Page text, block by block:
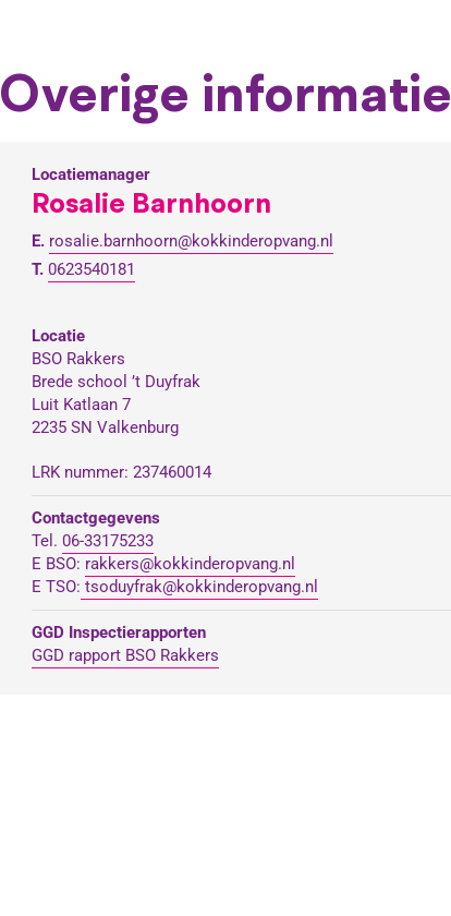
Overige informatie
Locatiemanager
Rosalie Barnhoorn
E. rosalie.barnhoorn@kokkinderopvang.nl
T. 0623540181
Locatie
BSO Rakkers
Brede school ’t Duyfrak
Luit Katlaan 7
2235 SN Valkenburg
LRK nummer: 237460014
Contactgegevens
Tel. 06-33175233
E BSO: rakkers@kokkinderopvang.nl
E TSO: tsoduyfrak@kokkinderopvang.nl
GGD Inspectierapporten
GGD rapport BSO Rakkers